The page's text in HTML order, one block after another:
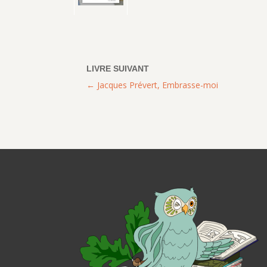
Jacques Prévert, Embrasse-moi